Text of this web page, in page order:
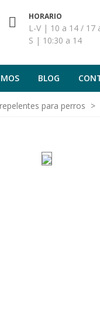
HORARIO
L-V | 10 a 14 / 17
S | 10:30 a 14
BLOG
para perros >